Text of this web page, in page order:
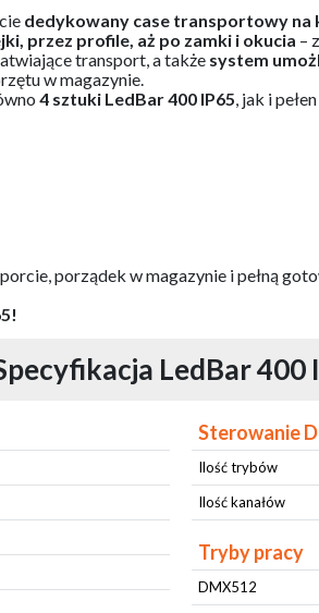
dedykowany case transportowy na
przez profile, aż po zamki i okucia –
transport, a także system
w magazynie.
4 sztuki LedBar 400 IP65 , jak i
porządek w magazynie i pełną
LedBar 400
Sterowanie
Ilość trybów
Ilość kanałów
Tryby pracy
DMX512